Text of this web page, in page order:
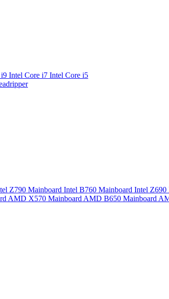
Intel Core i7 Intel Core i5
Z790 Mainboard Intel B760 Mainboard Intel Z690
AMD X570 Mainboard AMD B650 Mainboard